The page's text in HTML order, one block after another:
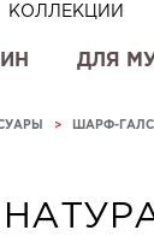
КОЛЛЕКЦИИ
ДЛЯ
> ШАРФ-